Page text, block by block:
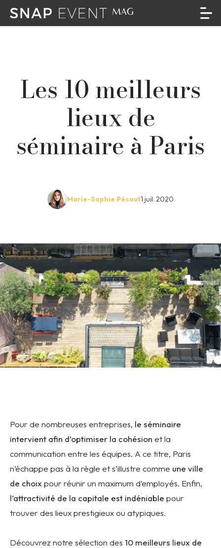
Les 10 meilleurs
lieux de
séminaire à Paris
1 juil. 2020
Marie-Sophie Pécout
Pour de nombreuses entreprises, le séminaire
intervient afin d’optimiser la cohésion et la
communication entre les équipes. A ce titre, Paris
n’échappe pas à la règle et s’illustre comme une ville
de choix pour réunir un maximum d’employés. Enfin,
l’attractivité de la capitale est indéniable pour
trouver des lieux prestigieux ou atypiques.
Découvrez notre sélection des 10 meilleurs lieux de